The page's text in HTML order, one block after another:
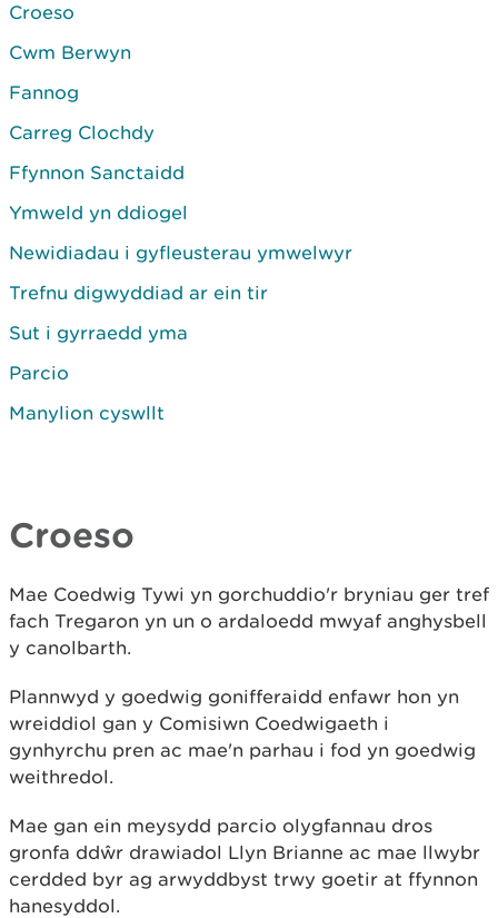
Croeso
Cwm Berwyn
Fannog
Carreg Clochdy
Ffynnon Sanctaidd
Ymweld yn ddiogel
Newidiadau i gyfleusterau ymwelwyr
Trefnu digwyddiad ar ein tir
Sut i gyrraedd yma
Parcio
Manylion cyswllt
Croeso
Mae Coedwig Tywi yn gorchuddio'r bryniau ger tref
fach Tregaron yn un o ardaloedd mwyaf anghysbell
y canolbarth.
Plannwyd y goedwig gonifferaidd enfawr hon yn
wreiddiol gan y Comisiwn Coedwigaeth i
gynhyrchu pren ac mae'n parhau i fod yn goedwig
weithredol.
Mae gan ein meysydd parcio olygfannau dros
gronfa ddŵr drawiadol Llyn Brianne ac mae llwybr
cerdded byr ag arwyddbyst trwy goetir at ffynnon
hanesyddol.